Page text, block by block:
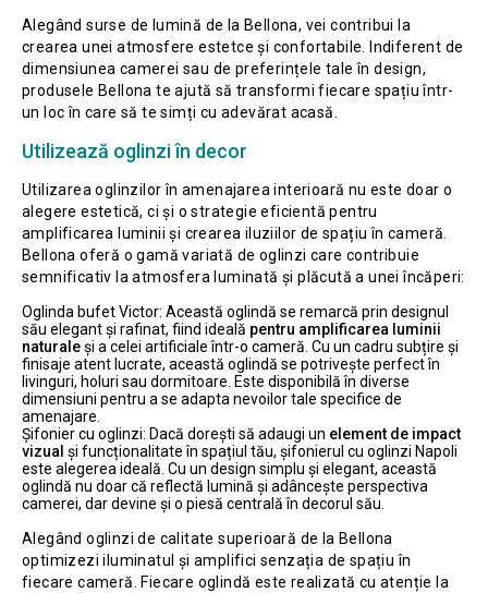
Alegând surse de lumină de la Bellona, vei contribui la
crearea unei atmosfere estetce și confortabile. Indiferent de
dimensiunea camerei sau de preferințele tale în design,
produsele Bellona te ajută să transformi fiecare spațiu într-
un loc în care să te simți cu adevărat acasă.
Utilizează oglinzi în decor
Utilizarea oglinzilor în amenajarea interioară nu este doar o
alegere estetică, ci și o strategie eficientă pentru
amplificarea luminii și crearea iluziilor de spațiu în cameră.
Bellona oferă o gamă variată de oglinzi care contribuie
semnificativ la atmosfera luminată și plăcută a unei încăperi:
Oglinda bufet Victor: Această oglindă se remarcă prin designul
său elegant și rafinat, fiind ideală pentru amplificarea luminii
naturaleși a celei artificiale într-o cameră. Cu un cadru subțire și
finisaje atent lucrate, această oglindă se potrivește perfect în
livinguri, holuri sau dormitoare. Este disponibilă în diverse
dimensiuni pentru a se adapta nevoilor tale specifice de
amenajare.
Șifonier cu oglinzi: Dacă dorești să adaugi un element de impact
vizual și funcționalitate în spațiul tău, șifonierul cu oglinzi Napoli
este alegerea ideală. Cu un design simplu și elegant, această
oglindă nu doar că reflectă lumină și adâncește perspectiva
camerei, dar devine și o piesă centrală în decorul său.
Alegând oglinzi de calitate superioară de la Bellona
optimizezi iluminatul și amplifici senzația de spațiu în
fiecare cameră. Fiecare oglindă este realizată cu atenție la